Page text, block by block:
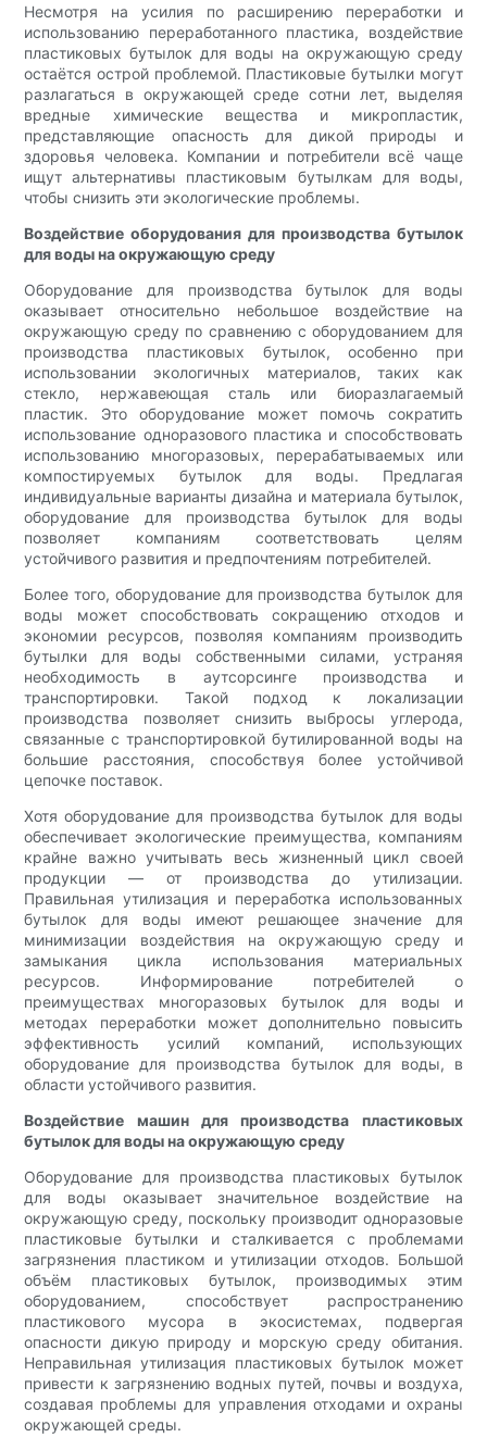
Несмотря на усилия по расширению переработки и
использованию переработанного пластика, воздействие
пластиковых бутылок для воды на окружающую среду
остаётся острой проблемой. Пластиковые бутылки могут
разлагаться в окружающей среде сотни лет, выделяя
вредные химические вещества и микропластик,
представляющие опасность для дикой природы и
здоровья человека. Компании и потребители всё чаще
ищут альтернативы пластиковым бутылкам для воды,
чтобы снизить эти экологические проблемы.
Воздействие оборудования для производства бутылок
для воды на окружающую среду
Оборудование для производства бутылок для воды
оказывает относительно небольшое воздействие на
окружающую среду по сравнению с оборудованием для
производства пластиковых бутылок, особенно при
использовании экологичных материалов, таких как
стекло, нержавеющая сталь или биоразлагаемый
пластик. Это оборудование может помочь сократить
использование одноразового пластика и способствовать
использованию многоразовых, перерабатываемых или
компостируемых бутылок для воды. Предлагая
индивидуальные варианты дизайна и материала бутылок,
оборудование для производства бутылок для воды
позволяет компаниям соответствовать целям
устойчивого развития и предпочтениям потребителей.
Более того, оборудование для производства бутылок для
воды может способствовать сокращению отходов и
экономии ресурсов, позволяя компаниям производить
бутылки для воды собственными силами, устраняя
необходимость в аутсорсинге производства и
транспортировки. Такой подход к локализации
производства позволяет снизить выбросы углерода,
связанные с транспортировкой бутилированной воды на
большие расстояния, способствуя более устойчивой
цепочке поставок.
Хотя оборудование для производства бутылок для воды
обеспечивает экологические преимущества, компаниям
крайне важно учитывать весь жизненный цикл своей
продукции — от производства до утилизации.
Правильная утилизация и переработка использованных
бутылок для воды имеют решающее значение для
минимизации воздействия на окружающую среду и
замыкания цикла использования материальных
ресурсов. Информирование потребителей о
преимуществах многоразовых бутылок для воды и
методах переработки может дополнительно повысить
эффективность усилий компаний, использующих
оборудование для производства бутылок для воды, в
области устойчивого развития.
Воздействие машин для производства пластиковых
бутылок для воды на окружающую среду
Оборудование для производства пластиковых бутылок
для воды оказывает значительное воздействие на
окружающую среду, поскольку производит одноразовые
пластиковые бутылки и сталкивается с проблемами
загрязнения пластиком и утилизации отходов. Большой
объём пластиковых бутылок, производимых этим
оборудованием, способствует распространению
пластикового мусора в экосистемах, подвергая
опасности дикую природу и морскую среду обитания.
Неправильная утилизация пластиковых бутылок может
привести к загрязнению водных путей, почвы и воздуха,
создавая проблемы для управления отходами и охраны
окружающей среды.